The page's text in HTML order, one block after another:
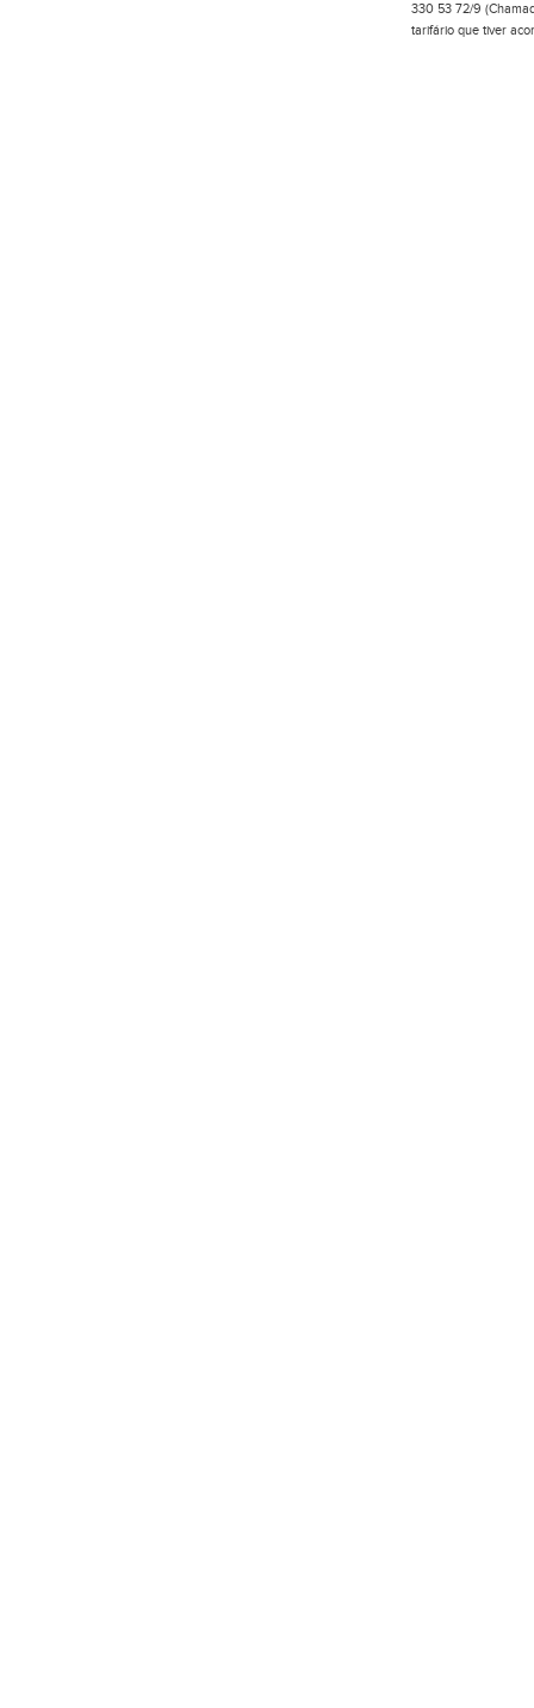
330 53 72/9
tarifário que tiver